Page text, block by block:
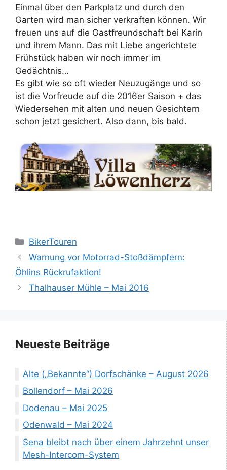
Einmal über den Parkplatz und durch den
Garten wird man sicher verkraften können. Wir
freuen uns auf die Gastfreundschaft bei Karin
und ihrem Mann. Das mit Liebe angerichtete
Frühstück haben wir noch immer im
Gedächtnis…
Es gibt wie so oft wieder Neuzugänge und so
ist die Vorfreude auf die 2016er Saison + das
Wiedersehen mit alten und neuen Gesichtern
schon jetzt gesichert. Also dann, bis bald.
Kategorien
BikerTouren
Warnung vor Motorrad-Stoßdämpfern:
Öhlins Rückrufaktion!
Thalhauser Mühle – Mai 2016
Neueste Beiträge
Alte („Bekannte“) Dorfschänke – August 2026
Bollendorf – Mai 2026
Dodenau – Mai 2025
Odenwald – Mai 2024
Sena bleibt nach über einem Jahrzehnt unser
Mesh-Intercom-System